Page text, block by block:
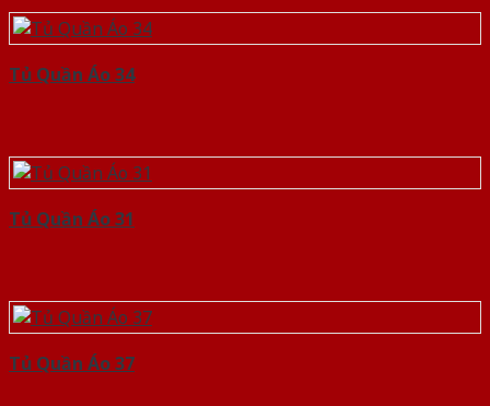
Tủ Quần Áo 34
Tủ Quần Áo 31
Tủ Quần Áo 37